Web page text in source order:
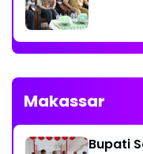
Makassar
Bupati